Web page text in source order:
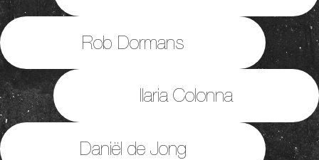
Rob Dormans
Ilaria Colonna
Daniël de Jong